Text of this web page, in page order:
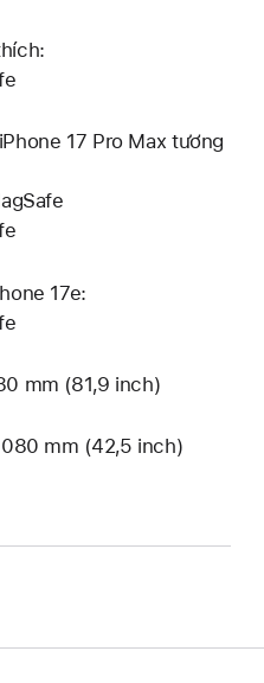
17 Pro Max tương
17e:
mm (81,9 inch)
mm (42,5 inch)